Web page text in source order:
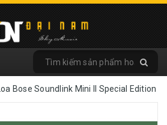
Loa Bose Soundlink Mini II Special Edition